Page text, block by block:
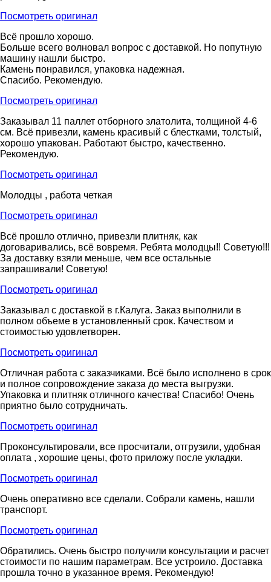
Посмотреть оригинал
Всё прошло хорошо.
Больше всего волновал вопрос с доставкой. Но попутную
машину нашли быстро.
Камень понравился, упаковка надежная.
Спасибо. Рекомендую.
Посмотреть оригинал
Заказывал 11 паллет отборного златолита, толщиной 4-6
см. Всё привезли, камень красивый с блестками, толстый,
хорошо упакован. Работают быстро, качественно.
Рекомендую.
Посмотреть оригинал
Молодцы , работа четкая
Посмотреть оригинал
Всё прошло отлично, привезли плитняк, как
договаривались, всё вовремя. Ребята молодцы!! Советую!!!
За доставку взяли меньше, чем все остальные
запрашивали! Советую!
Посмотреть оригинал
Заказывал с доставкой в г.Калуга. Заказ выполнили в
полном объеме в установленный срок. Качеством и
стоимостью удовлетворен.
Посмотреть оригинал
Отличная работа с заказчиками. Всё было исполнено в срок
и полное сопровождение заказа до места выгрузки.
Упаковка и плитняк отличного качества! Спасибо! Очень
приятно было сотрудничать.
Посмотреть оригинал
Проконсультировали, все просчитали, отгрузили, удобная
оплата , хорошие цены, фото приложу после укладки.
Посмотреть оригинал
Очень оперативно все сделали. Собрали камень, нашли
транспорт.
Посмотреть оригинал
Обратились. Очень быстро получили консультации и расчет
стоимости по нашим параметрам. Все устроило. Доставка
прошла точно в указанное время. Рекомендую!